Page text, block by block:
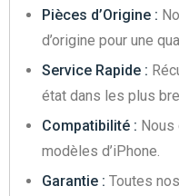
Pièces d’Origine :
d’origine pour une
Service Rapide :
état dans les plus
Compatibilité : Nous
modèles d’iPhone.
Garantie : Toutes